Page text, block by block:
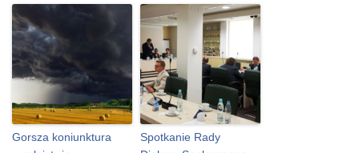
Gorsza koniunktura
Spotkanie Rady